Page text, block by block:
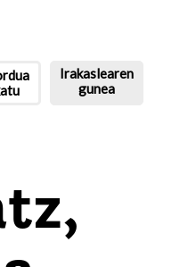
Irakaslearen
gunea